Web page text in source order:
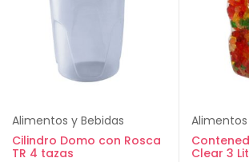
Alimentos y Bebidas
Cilindro Domo con Rosca
TR 4 tazas
Clear 3